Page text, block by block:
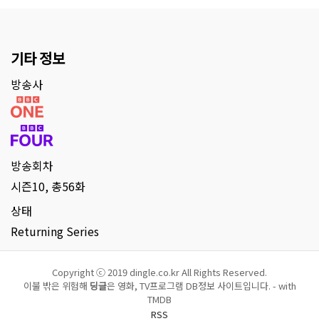
기타 정보
방송사
방송회차
시즌10, 총56화
상태
Returning Series
Copyright ⓒ 2019 dingle.co.kr All Rights Reserved.
이불 밖은 위험해 딩글은 영화, TV프로그램 DB정보 사이트입니다. - with
TMDB
RSS